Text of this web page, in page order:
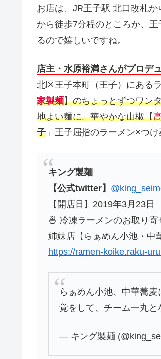
お店は、JR王子駅 北口改札
から徒歩7分程のところか、
るので嬉しいですね。
店主・水原裕満さんがプロデ
北区王子本町（王子）にある
家製麺】のちょっとずつワン
地よい麺に、華やかな山椒【
子 」王子屈指のラーメン×つ
キング製麺
【公式twitter】
【開店日】2019年3月23日
🍜 冷凍ラーメンのお取り寄
姉妹店【らぁめん小池・中
https://ramen-koike.raku-
らぁめん小池、中華蕎
覚をして、チーム一丸と
— キング製麺